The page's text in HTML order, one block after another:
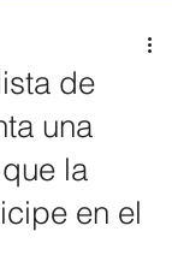
de
una
la
en el